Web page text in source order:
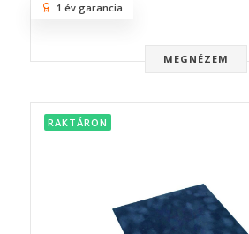
MEGNÉZEM
1 év garancia
RAKTÁRON